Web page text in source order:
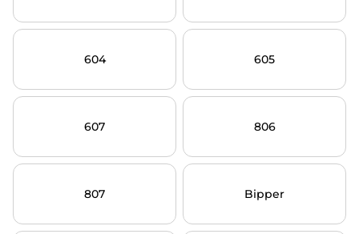
604 605
607 806
807 Bipper